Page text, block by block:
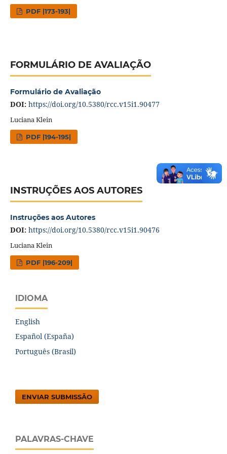
PDF |173-193|
FORMULÁRIO DE AVALIAÇÃO
Formulário de Avaliação
DOI: https://doi.org/10.5380/rcc.v15i1.90477
Luciana Klein
PDF |194-195|
INSTRUÇÕES AOS AUTORES
Instruções aos Autores
DOI: https://doi.org/10.5380/rcc.v15i1.90476
Luciana Klein
PDF |196-209|
IDIOMA
English
Español (España)
Português (Brasil)
ENVIAR SUBMISSÃO
PALAVRAS-CHAVE